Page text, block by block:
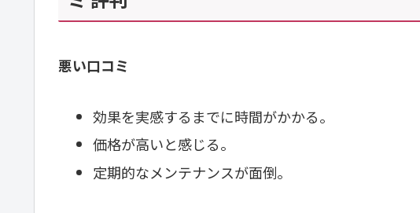
悪い口コミ
効果を実感するまでに時間がかかる。
価格が高いと感じる。
定期的なメンテナンスが面倒。